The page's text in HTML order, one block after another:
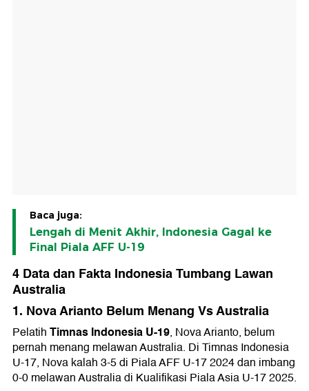
Baca juga:
Lengah di Menit Akhir, Indonesia Gagal ke
Final Piala AFF U-19
4 Data dan Fakta Indonesia Tumbang Lawan
Australia
1. Nova Arianto Belum Menang Vs Australia
PelatihTimnas Indonesia U-19, Nova Arianto, belum
pernah menang melawan Australia. Di Timnas Indonesia
U-17, Nova kalah 3-5 di Piala AFF U-17 2024 dan imbang
0-0 melawan Australia di Kualifikasi Piala Asia U-17 2025.